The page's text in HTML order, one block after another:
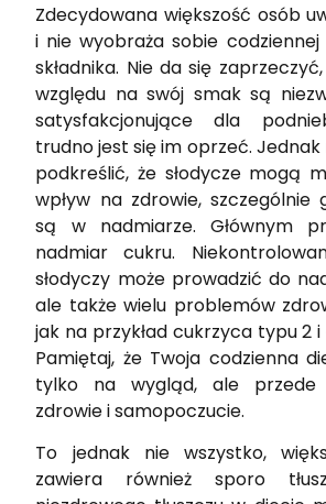
Zdecydowana większość osób
i nie wyobraża sobie
składnika. Nie da się
względu na swój smak są
satysfakcjonujące dla
trudno jest się im oprzeć.
podkreślić, że słodycze mogą
wpływ na zdrowie, szczególnie
są w nadmiarze. Głównym
nadmiar cukru.
słodyczy może prowadzić do
ale także wielu problemów
jak na przykład cukrzyca typu 2
Pamiętaj, że Twoja codzienna
tylko na wygląd, ale przede
zdrowie i samopoczucie.
To jednak nie wszystko,
zawiera również sporo